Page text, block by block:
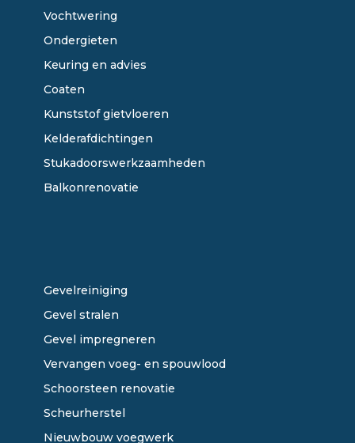
Vochtwering
Ondergieten
Keuring en advies
Coaten
Kunststof gietvloeren
Kelderafdichtingen
Stukadoorswerkzaamheden
Balkonrenovatie
Gevelreiniging
Gevel stralen
Gevel impregneren
Vervangen voeg- en spouwlood
Schoorsteen renovatie
Scheurherstel
Nieuwbouw voegwerk